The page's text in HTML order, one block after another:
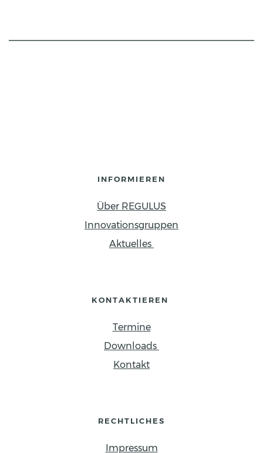
INFORMIEREN
Über REGULUS
Innovationsgruppen
Aktuelles
KONTAKTIEREN
Termine
Downloads
Kontakt
RECHTLICHES
Impressum